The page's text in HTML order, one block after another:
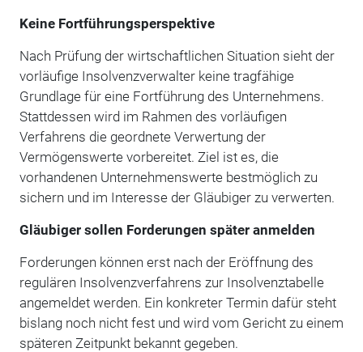
Keine Fortführungsperspektive
Nach Prüfung der wirtschaftlichen Situation sieht der
vorläufige Insolvenzverwalter keine tragfähige
Grundlage für eine Fortführung des Unternehmens.
Stattdessen wird im Rahmen des vorläufigen
Verfahrens die geordnete Verwertung der
Vermögenswerte vorbereitet. Ziel ist es, die
vorhandenen Unternehmenswerte bestmöglich zu
sichern und im Interesse der Gläubiger zu verwerten.
Gläubiger sollen Forderungen später anmelden
Forderungen können erst nach der Eröffnung des
regulären Insolvenzverfahrens zur Insolvenztabelle
angemeldet werden. Ein konkreter Termin dafür steht
bislang noch nicht fest und wird vom Gericht zu einem
späteren Zeitpunkt bekannt gegeben.